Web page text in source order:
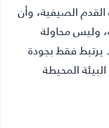
الصيفية، وأن
وليس محاولة
يرتبط فقط بجودة
المحيطة